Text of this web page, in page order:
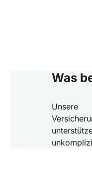
Was
Unsere